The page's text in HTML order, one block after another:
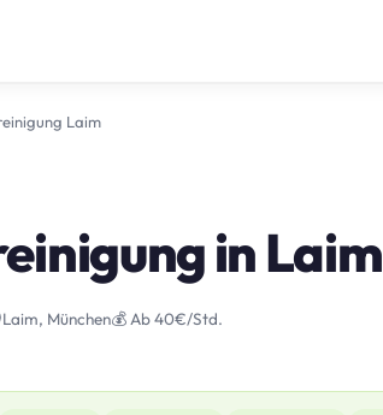
Laim
in Laim
Laim, München💰 Ab 40€/Std.